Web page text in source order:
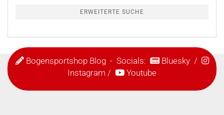
ERWEITERTE SUCHE
Bogensportshop Blog- Socials: Bluesky/
Instagram / Youtube